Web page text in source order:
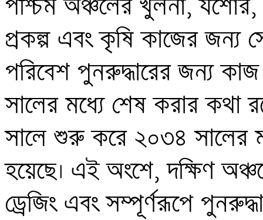
পশ্চিম অঞ্চলের খুলনা, যশোর,
প্রকল্প এবং কৃষি কাজের জন্য
পরিবেশ পুনরুদ্ধারের জন্য
সালের মধ্যে শেষ করার কথা
সালে শুরু করে ২০৩৪ সালের
হয়েছে। এই অংশে, দক্ষিণ
ড্রেজিং এবং সম্পূর্ণরূপে